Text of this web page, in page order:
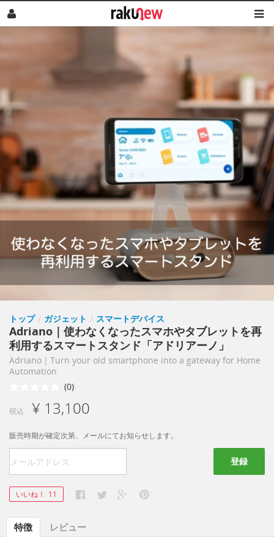
トップ / ガジェット / スマートデバイス
Adriano｜使わなくなったスマホやタブレットを再
利用するスマートスタンド「アドリアーノ」
Adriano｜Turn your old smartphone into a gateway for Home
Automation
(0)
税込 ¥ 13,100
販売時期が確定次第、メールにてお知らせします。
登録
いいね！ 11
特徴 レビュー